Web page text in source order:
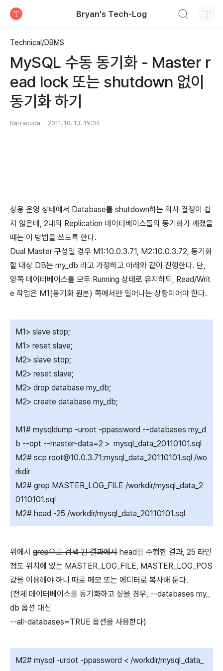
Bryan's Tech-Log
Technical/DBMS
MySQL 수동 동기화 - Master r
ead lock 또는 shutdown 없이
동기화 하기
Barracuda 2011. 10. 13. 19:34
상용 운영 상태에서 Database를 shutdown하는 의사 결정이 쉽
지 않은데, 2대의 Replication 데이터베이스들의 동기화가 깨졌을
때는 이 방법을 쓰도록 한다.
Dual Master 구성일 경우 M1:10.0.3.71, M2:10.0.3.72, 동기화
할 대상 DB는 my_db 라고 가정하고 아래와 같이 진행한다. 단,
양쪽 데이터베이스를 모두 Running 상태로 유지하되, Read/Writ
e 작업은 M1(동기화 원본) 쪽에서만 일어나는 상황이어야 한다.
M1> slave stop;
M1> reset slave;
M2> slave stop;
M2> reset slave;
M2> drop database my_db;
M2> create database my_db;
M1# mysqldump -uroot -ppassword --databases my_d
b --opt --master-data=2 > mysql_data_20110101.sql
M2# scp root@10.0.3.71:mysql_data_20110101.sql /wo
rkdir
M2# grep MASTER_LOG_FILE /workdir/mysql_data_2
0110101.sql
M2# head -25 /workdir/mysql_data_20110101.sql
위에서 grep으로 검색 된 결과에서 head를 수행한 결과, 25 라인
정도 위치에 있는 MASTER_LOG_FILE, MASTER_LOG_POS
값을 이용해야 하니 따로 메모 또는 에디터로 복사해 둔다.
(전체 데이터베이스를 동기화하고 싶을 경우, --databases my_
db 옵션 대신
--all-databases=TRUE 옵션을 사용한다)
M2# mysql -uroot -ppassword < /workdir/mysql_data_